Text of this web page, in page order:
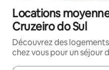
Locations
Cruzeiro do Sul
Découvrez des
chez vous pour un séjour